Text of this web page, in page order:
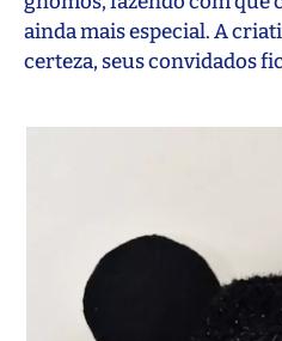
ainda mais especial. A
certeza, seus convidados